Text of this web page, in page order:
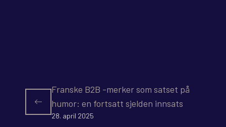
Franske B2B -merker som satset på
humor: en fortsatt sjelden innsats
28. april 2025